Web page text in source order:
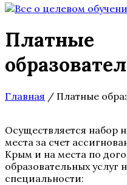
Платные
Главная / Платные
Осуществляется набор
места за счет
Крым и на места по
образовательных услуг
специальности: